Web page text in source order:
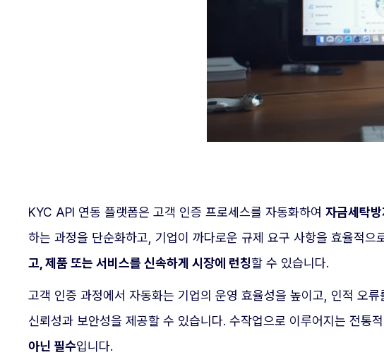
KYC API 연동 플랫폼은 고객 인증 프로세스를 자동화하여 자금세탁
하는 과정을 단순화하고, 기업이 까다로운 규제 요구 사항을 효율적으
고, 제품 또는 서비스를 신속하게 시장에 런칭할 수 있습니다.
고객 인증 과정에서 자동화는 기업의 운영 효율성을 높이고, 인적 오
신뢰성과 보안성을 제공할 수 있습니다. 수작업으로 이루어지는 전통
아닌 필수입니다.